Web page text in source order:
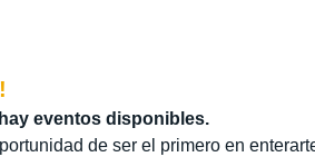
eventos disponibles.
de ser el primero en